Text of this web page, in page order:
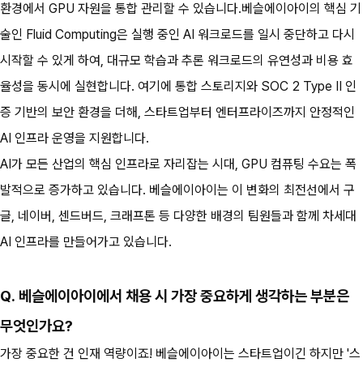
환경에서 GPU 자원을 통합 관리할 수 있습니다.베슬에이아이의 핵심 기
술인 Fluid Computing은 실행 중인 AI 워크로드를 일시 중단하고 다시
시작할 수 있게 하여, 대규모 학습과 추론 워크로드의 유연성과 비용 효
율성을 동시에 실현합니다. 여기에 통합 스토리지와 SOC 2 Type II 인
증 기반의 보안 환경을 더해, 스타트업부터 엔터프라이즈까지 안정적인
AI 인프라 운영을 지원합니다.
AI가 모든 산업의 핵심 인프라로 자리잡는 시대, GPU 컴퓨팅 수요는 폭
발적으로 증가하고 있습니다. 베슬에이아이는 이 변화의 최전선에서 구
글, 네이버, 센드버드, 크래프톤 등 다양한 배경의 팀원들과 함께 차세대
AI 인프라를 만들어가고 있습니다.
Q. 베슬에이아이에서 채용 시 가장 중요하게 생각하는 부분은
무엇인가요?
가장 중요한 건 인재 역량이죠! 베슬에이아이는 스타트업이긴 하지만 '스